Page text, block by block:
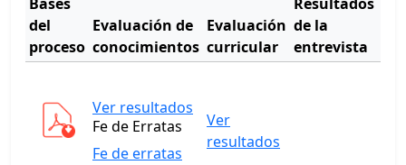
del
proceso
Evaluación de
conocimientos
Evaluación
curricular
de la
entrevista
Ver resultados
Fe de Erratas
Fe de erratas
Ver
resultados